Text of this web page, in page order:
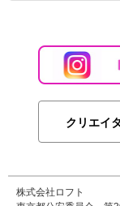
クリエイ
株式会社ロフト